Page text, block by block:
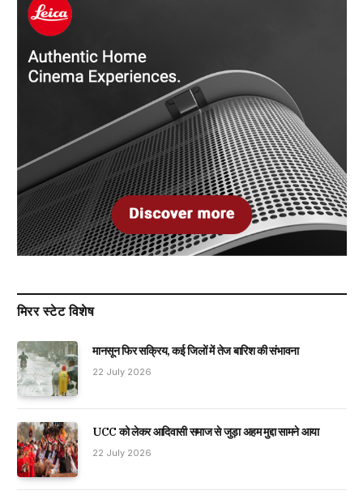
मिरर स्टेट विशेष
मानसून फिर सक्रिय, कई जिलों में तेज बारिश की संभावना
22 July 2026
UCC को लेकर आदिवासी समाज से जुड़ा अहम मुद्दा सामने आया
22 July 2026